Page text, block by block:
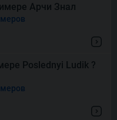
Арчи Знал
Poslednyi Ludik ?